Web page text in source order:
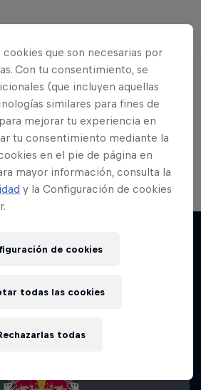
sobre esto?
del mundo de las bicis
cookies que son necesarias por
Con tu consentimiento, se
(que incluyen aquellas
similares para fines de
mejorar tu experiencia en
tu consentimiento mediante la
en el pie de página en
mayor información, consulta la
y la Configuración de cookies
de cookies
todas
todas las cookies